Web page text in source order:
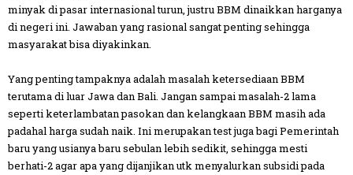
minyak di pasar internasional turun, justru BBM dinaikkan harganya
di negeri ini. Jawaban yang rasional sangat penting sehingga
masyarakat bisa diyakinkan.
Yang penting tampaknya adalah masalah ketersediaan BBM
terutama di luar Jawa dan Bali. Jangan sampai masalah-2 lama
seperti keterlambatan pasokan dan kelangkaan BBM masih ada
padahal harga sudah naik. Ini merupakan test juga bagi Pemerintah
baru yang usianya baru sebulan lebih sedikit, sehingga mesti
berhati-2 agar apa yang dijanjikan utk menyalurkan subsidi pada